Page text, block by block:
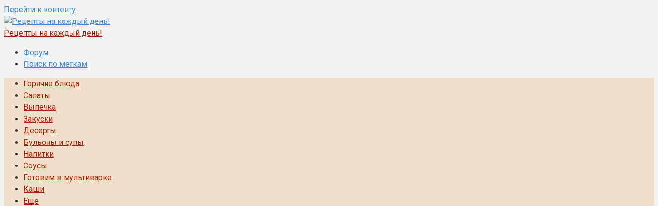
Перейти к контенту
Рецепты на каждый день!
Форум
Поиск по меткам
Горячие блюда
Салаты
Выпечка
Закуски
Десерты
Бульоны и супы
Напитки
Соусы
Готовим в мультиварке
Каши
Еще